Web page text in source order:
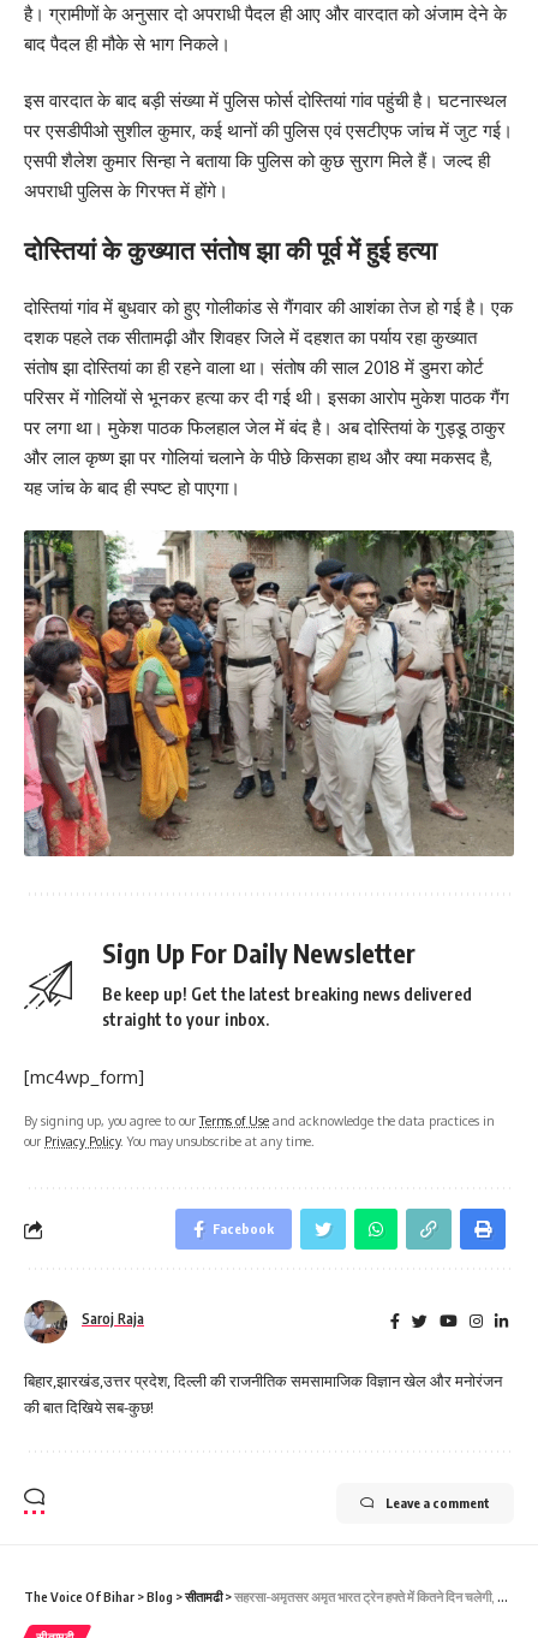
है। ग्रामीणों के अनुसार दो अपराधी पैदल ही आए और वारदात को अंजाम देने के
बाद पैदल ही मौके से भाग निकले।
इस वारदात के बाद बड़ी संख्या में पुलिस फोर्स दोस्तियां गांव पहुंची है। घटनास्थल
पर एसडीपीओ सुशील कुमार, कई थानों की पुलिस एवं एसटीएफ जांच में जुट गई।
एसपी शैलेश कुमार सिन्हा ने बताया कि पुलिस को कुछ सुराग मिले हैं। जल्द ही
अपराधी पुलिस के गिरफ्त में होंगे।
दोस्तियां के कुख्यात संतोष झा की पूर्व में हुई हत्या
दोस्तियां गांव में बुधवार को हुए गोलीकांड से गैंगवार की आशंका तेज हो गई है। एक
दशक पहले तक सीतामढ़ी और शिवहर जिले में दहशत का पर्याय रहा कुख्यात
संतोष झा दोस्तियां का ही रहने वाला था। संतोष की साल 2018 में डुमरा कोर्ट
परिसर में गोलियों से भूनकर हत्या कर दी गई थी। इसका आरोप मुकेश पाठक गैंग
पर लगा था। मुकेश पाठक फिलहाल जेल में बंद है। अब दोस्तियां के गुड्डू ठाकुर
और लाल कृष्ण झा पर गोलियां चलाने के पीछे किसका हाथ और क्या मकसद है,
यह जांच के बाद ही स्पष्ट हो पाएगा।
Sign Up For Daily Newsletter
Be keep up! Get the latest breaking news delivered
straight to your inbox.
[mc4wp_form]
By signing up, you agree to ourTerms of Use and acknowledge the data practices in
our Privacy Policy. You may unsubscribe at any time.
Facebook
Saroj Raja
बिहार,झारखंड,उत्तर प्रदेश, दिल्ली की राजनीतिक समसामाजिक विज्ञान खेल और मनोरंजन
की बात दिखिये सब-कुछ!
Leave a comment
The Voice Of Bihar >Blog >सीतामढी>सहरसा-अमृतसर अमृत भारत ट्रेन हफ्ते में कितने दिन चलेगी, सीतामढ़ी भी ठहराव